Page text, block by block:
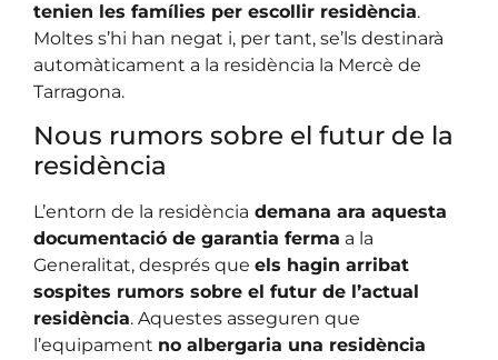
tenien les famílies per escollir residència.
Moltes s’hi han negat i, per tant, se’ls destinarà
automàticament a la residència la Mercè de
Tarragona.
Nous rumors sobre el futur de la
residència
L’entorn de la residència demana ara aquesta
documentació de garantia ferma a la
Generalitat, després que els hagin arribat
sospites rumors sobre el futur de l’actual
residència. Aquestes asseguren que
l’equipament no albergaria una residència